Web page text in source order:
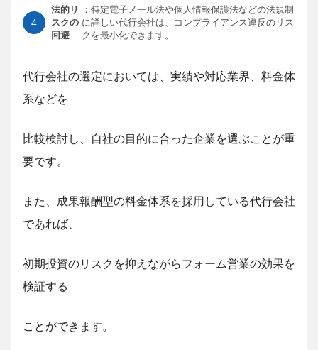
法的リ
スクの
回避
：特定電子メール法や個人情報保護法などの法規制
に詳しい代行会社は、コンプライアンス違反のリス
クを最小化できます。
代行会社の選定においては、実績や対応業界、料金体
系などを
比較検討し、自社の目的に合った企業を選ぶことが重
要です。
また、成果報酬型の料金体系を採用している代行会社
であれば、
初期投資のリスクを抑えながらフォーム営業の効果を
検証する
ことができます。